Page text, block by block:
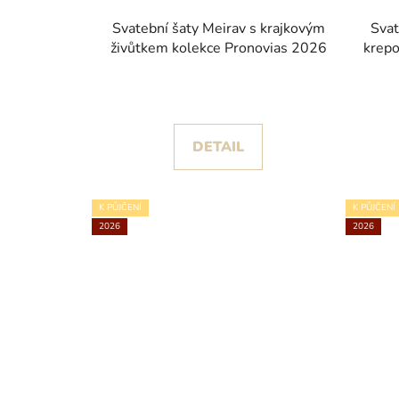
Svatební šaty Meirav s krajkovým
živůtkem kolekce Pronovias 2026
DETAIL
K PŮJČENÍ
2026
K PŮJČENÍ
2026